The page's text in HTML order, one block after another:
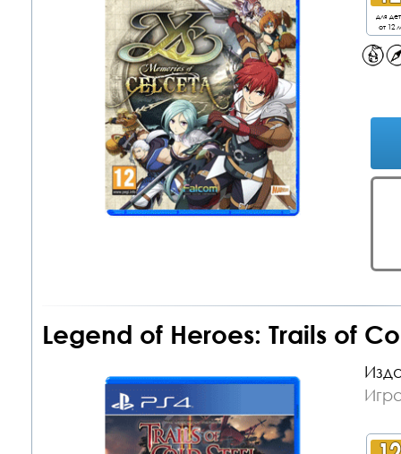
для
от 12
Legend of Heroes: Trails of